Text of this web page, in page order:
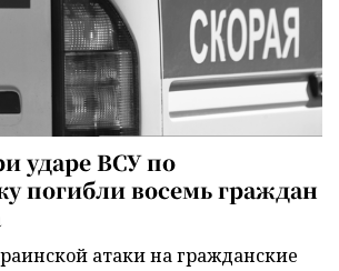
ударе ВСУ по
погибли восемь граждан
атаки на гражданские